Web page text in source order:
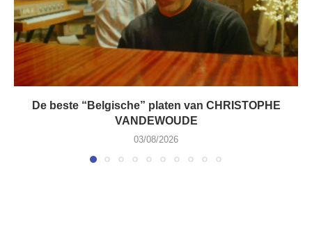
De beste “Belgische” platen van CHRISTOPHE
VANDEWOUDE
03/08/2026